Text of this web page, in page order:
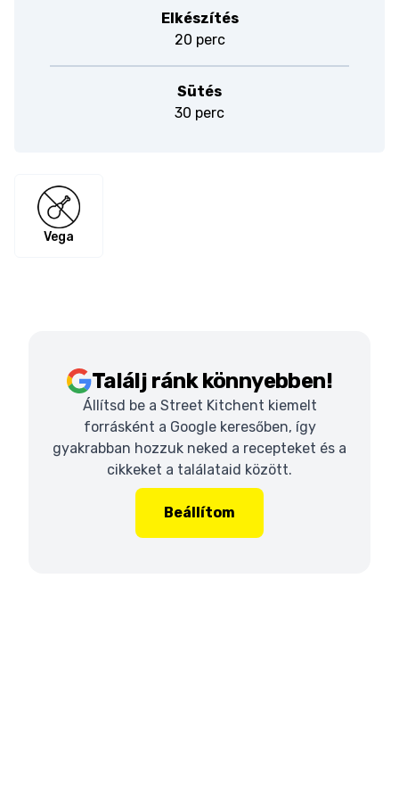
Elkészítés
20 perc
Sütés
30 perc
Vega
Találj ránk könnyebben!
Állítsd be a Street Kitchent kiemelt
forrásként a Google keresőben, így
gyakrabban hozzuk neked a recepteket és a
cikkeket a találataid között.
Beállítom